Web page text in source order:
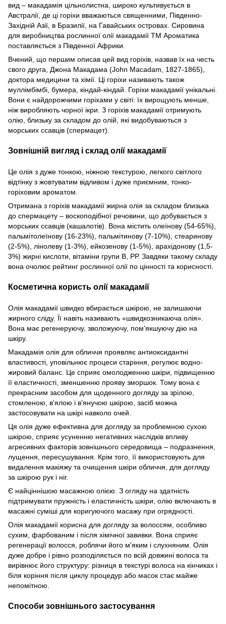
вид – макадамія цільнолистна, широко культивується в
Австралії, де ці горіхи вважаються священними, Південно-
Західній Азії, в Бразилії, на Гавайських островах. Сировина
для виробництва рослинної олії макадамії ТМ Ароматика
поставляється з Південної Африки.
Вчений, що першим описав цей вид горіхів, назвав їх на честь
свого друга, Джона Макадама (John Macadam, 1827-1865),
доктора медицини та хімії. Ці горіхи називають також
муллімбімбі, бумера, кіндай-кіндай. Горіхи макадамії унікальні.
Вони є найдорожчими горіхами у світі: їх вирощують менше,
ніж виробляють чорної ікри. З горіхів макадамії отримують
олію, близьку за складом до олій, які видобуваються з
морських ссавців (спермацет).
Зовнішній вигляд і склад олії макадамії
Це олія з дуже тонкою, ніжною текстурою, легкого світлого
відтінку з жовтуватим відливом і дуже приємним, тонко-
горіховим ароматом.
Отримана з горіхів макадамії жирна олія за складом близька
до спермацету – воскоподібної речовини, що добувається з
морських ссавців (кашалотів). Вона містить олеїнову (54-65%),
пальмітолеїнову (16-23%), пальмітинову (7-10%), стеаринову
(2-5%), лінолеву (1-3%), ейкозенову (1-5%), арахідонову (1,5-
3%) жирні кислоти, вітаміни групи В, РР. Завдяки такому складу
вона очолює рейтинг рослинної олії по цінності та корисності.
Косметична користь олії макадамії
Олія макадамії швидко вбирається шкірою, не залишаючи
жирного сліду. Її навіть називають «швидкозникаюча олія».
Вона має регенеруючу, зволожуючу, пом'якшуючу дію на
шкіру.
Макадамія олія для обличчя проявляє антиоксидантні
властивості, уповільнює процеси старіння, регулює водно-
жировий баланс. Це сприяє омолодженню шкіри, підвищенню
її еластичності, зменшенню прояву зморшок. Тому вона є
прекрасним засобом для щоденного догляду за зрілою,
стомленою, в'ялою і в'янучою шкірою, засіб можна
застосовувати на шкірі навколо очей.
Ця олія дуже ефективна для догляду за проблемною сухою
шкірою, сприяє усуненню негативних наслідків впливу
агресивних факторів зовнішнього середовища – подразнення,
лущення, пересушування. Крім того, її використовують для
видалення макіяжу та очищення шкіри обличчя, для догляду
за шкірою рук і ніг.
Є найціннішою масажною олією. З огляду на здатність
підтримувати пружність і еластичність шкіри, олію включають в
масажні суміші для коригуючого масажу при огрядності.
Олія макадамії корисна для догляду за волоссям, особливо
сухим, фарбованим і після хімічної завивки. Вона сприяє
регенерації волосся, роблячи його м'яким і слухняним. Олія
дуже добре і рівно розподіляється по всій довжині волоса та
вирівнює його структуру: різниця в текстурі волоса на кінчиках і
біля коріння після циклу процедур або масок стає майже
непомітною.
Способи зовнішнього застосування